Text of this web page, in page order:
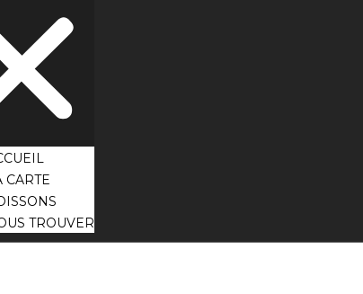
CARTE
TROUVER